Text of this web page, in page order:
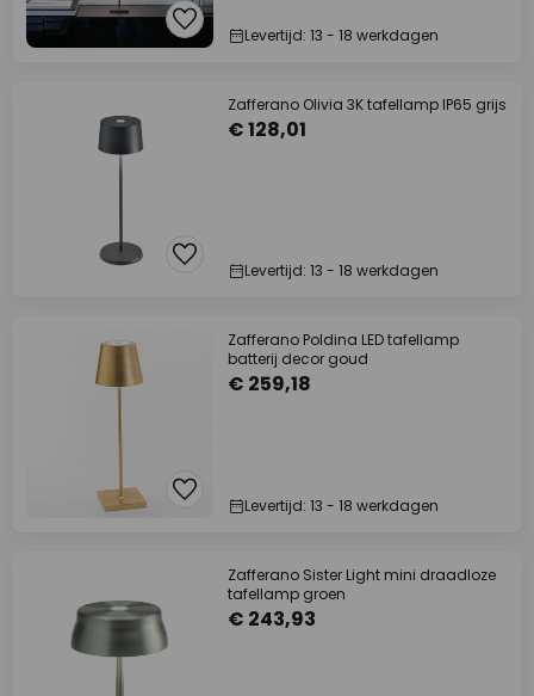
Levertijd: 13 - 18 werkdagen
Zafferano Olivia 3K tafellamp IP65 grijs
€ 128,01
Levertijd: 13 - 18 werkdagen
Zafferano Poldina LED tafellamp
batterij decor goud
€ 259,18
Levertijd: 13 - 18 werkdagen
Zafferano Sister Light mini draadloze
tafellamp groen
€ 243,93